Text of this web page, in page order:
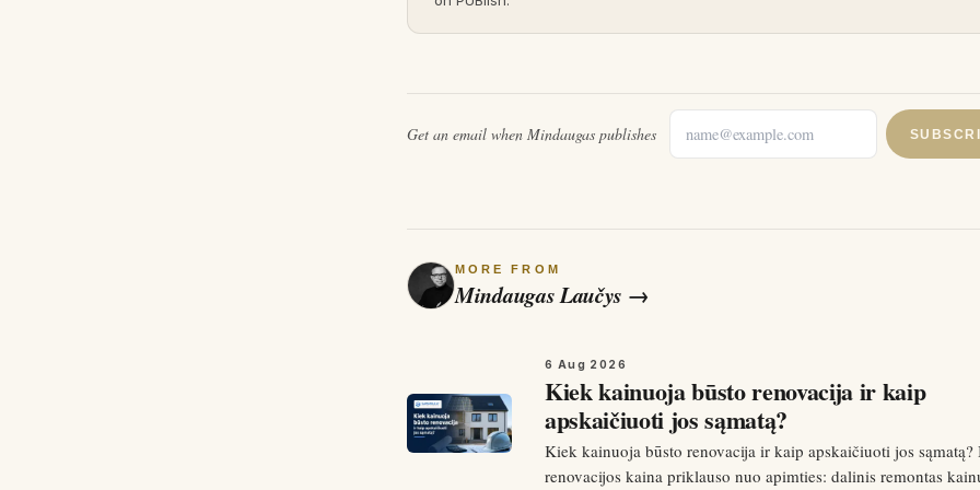
Get an email when Mindaugas publishes
MORE FROM
Mindaugas Laučys →
6 Aug 2026
Kiek kainuoja būsto renovacija ir kaip
apskaičiuoti jos sąmatą?
Kiek kainuoja būsto renovacija ir kaip apskaičiuoti jos sąmatą?
renovacijos kaina priklauso nuo apimties: dalinis remontas